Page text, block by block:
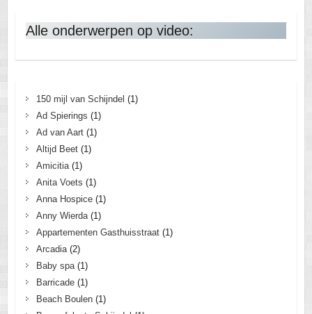
Alle onderwerpen op video:
150 mijl van Schijndel (1)
Ad Spierings (1)
Ad van Aart(1)
Altijd Beet(1)
Amicitia(1)
Anita Voets (1)
Anna Hospice(1)
Anny Wierda(1)
Appartementen Gasthuisstraat(1)
Arcadia(2)
Baby spa(1)
Barricade(1)
Beach Boulen(1)